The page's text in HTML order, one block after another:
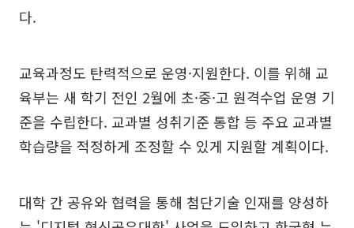
다.
교육과정도 탄력적으로 운영·지원한다. 이를 위해 교
육부는 새 학기 전인 2월에 초·중·고 원격수업 운영 기
준을 수립한다. 교과별 성취기준 통합 등 주요 교과별
학습량을 적정하게 조정할 수 있게 지원할 계획이다.
대학 간 공유와 협력을 통해 첨단기술 인재를 양성하